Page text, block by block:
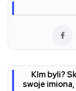
KIm byli?
swoje